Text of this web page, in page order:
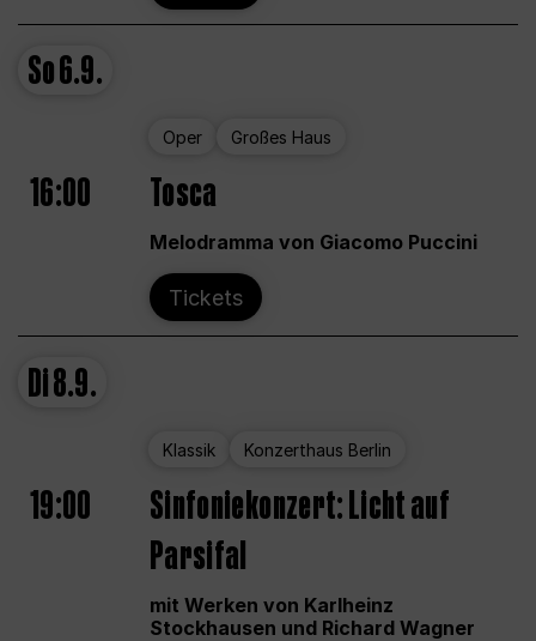
So6.9.
Oper Großes Haus
16:00 Tosca
Melodramma von Giacomo Puccini
Tickets
Di8.9.
Klassik Konzerthaus Berlin
19:00
Sinfoniekonzert: Licht auf
Parsifal
mit Werken von Karlheinz
Stockhausen und Richard Wagner